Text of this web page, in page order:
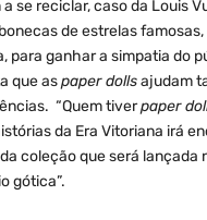
se reciclar, caso da Louis
de estrelas
para ganhar a simpatia do
que aspaper dollsajudam
“Quem tiverpaper
da Era Vitoriana irá
coleção que será lançada
gótica”.